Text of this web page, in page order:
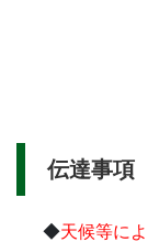
伝達事項
◆天候等に